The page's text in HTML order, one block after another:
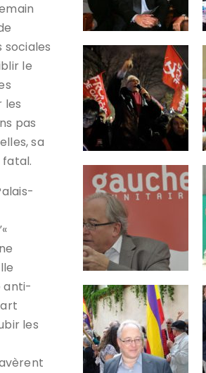
le
les
pas
sa
fatal.
anti-
les